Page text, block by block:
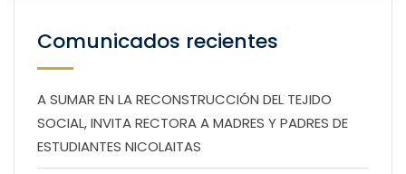
Comunicados recientes
A SUMAR EN LA RECONSTRUCCIÓN DEL TEJIDO
SOCIAL, INVITA RECTORA A MADRES Y PADRES DE
ESTUDIANTES NICOLAITAS